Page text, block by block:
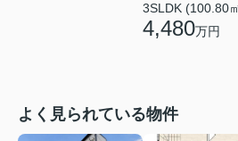
3SLDK (100.80
4,480万円
よく見られている物件